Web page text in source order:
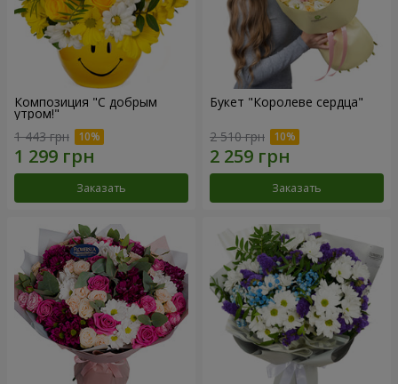
Композиция "С добрым
утром!"
1 443 грн
Заказать
Букет "Королеве сердца"
2 510 грн
Заказать